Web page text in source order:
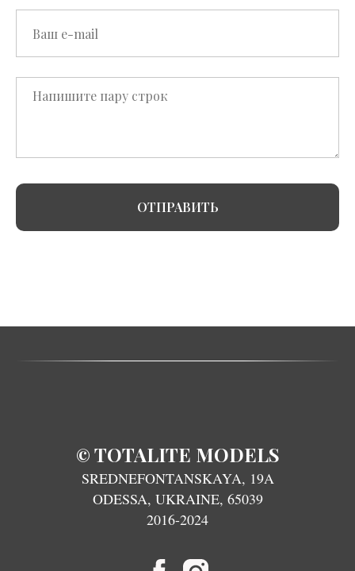
ОТПРАВИТЬ
© TOTALITE MODELS
SREDNEFONTANSKAYA, 19A
ODESSA, UKRAINE, 65039
2016-2024